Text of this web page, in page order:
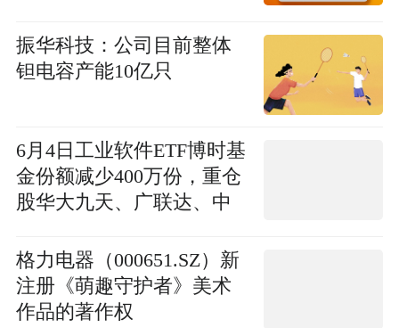
振华科技：公司目前整体
钽电容产能10亿只
6月4日工业软件ETF博时基
金份额减少400万份，重仓
股华大九天、广联达、中
格力电器（000651.SZ）新
注册《萌趣守护者》美术
作品的著作权